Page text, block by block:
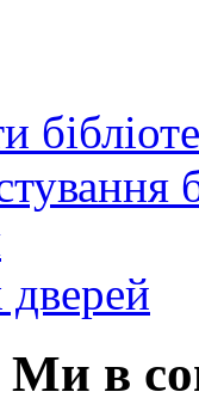
дверей
Ми в